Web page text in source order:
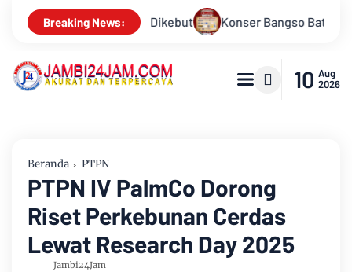
Breaking News:
Bangso Batak Jambi Volume 3 Siap Menggebrak! Menampilkan
10 Aug
2026
Beranda PTPN
PTPN IV PalmCo Dorong
Riset Perkebunan Cerdas
Lewat Research Day 2025
Jambi24Jam